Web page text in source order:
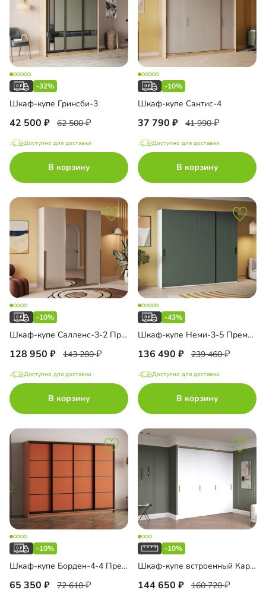
-32%
Шкаф-купе Гринсби-3
42 500 62 500
Доступно для доставки
В корзину
-10%
Шкаф-купе Сантис-4
37 790 41 990
Доступно для доставки
В корзину
-10%
Шкаф-купе Салленс-3-2 Премиум
128 950 143 280
Доступно для доставки
В корзину
-43%
Шкаф-купе Неми-3-5 Премиум
136 490 239 460
Доступно для доставки
В корзину
-10%
Шкаф-купе Борден-4-4 Премиум
65 350 72 610
-10%
Шкаф-купе встроенный Карини-3-7
144 650 160 720